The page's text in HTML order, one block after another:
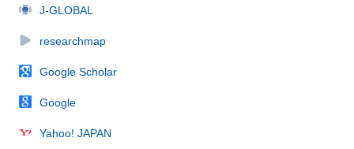
J-GLOBAL
researchmap
Google Scholar
Google
Yahoo! JAPAN